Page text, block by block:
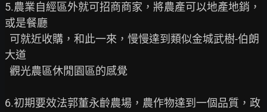
5.農業自經區外就可招商商家，將農產可以地產地銷，
或是餐廳
大道
6.初期要效法郭董永齡農場，農作物達到一個品質，政